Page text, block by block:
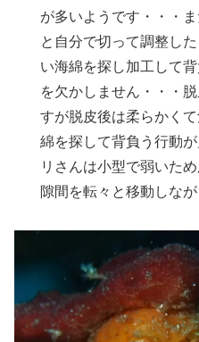
が多いようです・・・
と自分で切って調整し
い海綿を探し加工して
を欠かしません・・・
すが脱皮後は柔らかく
綿を探して背負う行動
リさんは小型で弱いた
隙間を転々と移動しな